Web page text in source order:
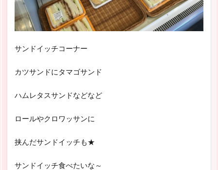
サンドイッチコーナー
カツサンドにタマゴサンド
ハムレタスサンドなどなど
ロールやクロワッサンに
挟んだサンドイッチも★
サンドイッチ食べたいな～